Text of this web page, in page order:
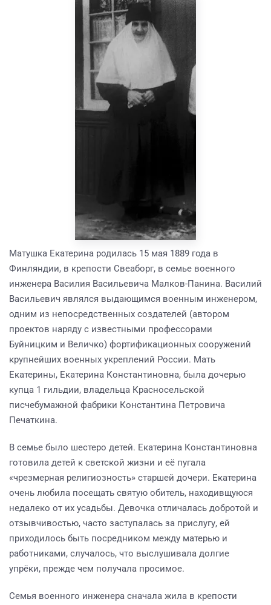
Матушка Екатерина родилась 15 мая 1889 года в
Финляндии, в крепости Свеаборг, в семье военного
инженера Василия Васильевича Малков-Панина. Василий
Васильевич являлся выдающимся военным инженером,
одним из непосредственных создателей (автором
проектов наряду с известными профессорами
Буйницким и Величко) фортификационных сооружений
крупнейших военных укреплений России. Мать
Екатерины, Екатерина Константиновна, была дочерью
купца 1 гильдии, владельца Красносельской
писчебумажной фабрики Константина Петровича
Печаткина.
В семье было шестеро детей. Екатерина Константиновна
готовила детей к светской жизни и её пугала
«чрезмерная религиозность» старшей дочери. Екатерина
очень любила посещать святую обитель, находивщуюся
недалеко от их усадьбы. Девочка отличалась добротой и
отзывчивостью, часто заступалась за прислугу, ей
приходилось быть посредником между матерью и
работниками, случалось, что выслушивала долгие
упрёки, прежде чем получала просимое.
Семья военного инженера сначала жила в крепости